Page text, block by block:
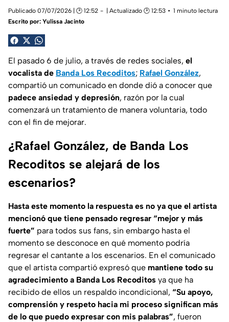
Publicado 07/07/2026 | 🕑 12:52 | Actualizado 🕑 12:53
1 minuto lectura
Escrito por: Yulissa Jacinto
El pasado 6 de julio, a través de redes sociales, el
vocalista de Banda Los Recoditos; Rafael González,
compartió un comunicado en donde dió a conocer que
padece ansiedad y depresión, razón por la cual
comenzará un tratamiento de manera voluntaria, todo
con el fin de mejorar.
¿Rafael González, de Banda Los
Recoditos se alejará de los
escenarios?
Hasta este momento la respuesta es no ya que el artista
mencionó que tiene pensado regresar “mejor y más
fuerte” para todos sus fans, sin embargo hasta el
momento se desconoce en qué momento podría
regresar el cantante a los escenarios. En el comunicado
que el artista compartió expresó que mantiene todo su
agradecimiento a Banda Los Recoditos ya que ha
recibido de ellos un respaldo incondicional, “Su apoyo,
comprensión y respeto hacia mi proceso significan más
de lo que puedo expresar con mis palabras”, fueron